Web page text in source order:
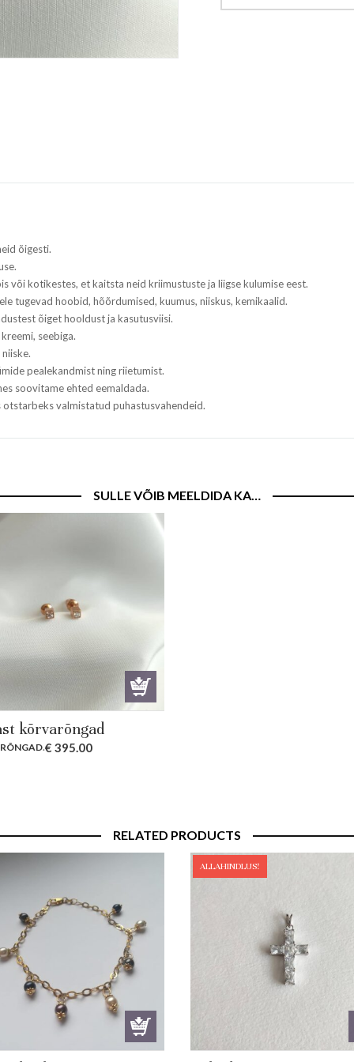
õigesti.
või kotikestes, et kaitsta neid kriimustuste ja liigse kulumise eest.
tugevad hoobid, hõõrdumised, kuumus, niiskus, kemikaalid.
õiget hooldust ja kasutusviisi.
seebiga.
pealekandmist ning riietumist.
soovitame ehted eemaldada.
valmistatud puhastusvahendeid.
SULLE VÕIB MEELDIDA KA…
kõrvarõngad
.€ 395.00
RELATED PRODUCTS
ALLAHINDLUS!